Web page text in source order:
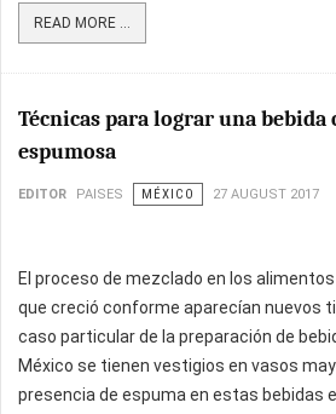
READ MORE ...
Técnicas para lograr una bebida
espumosa
EDITOR PAISES MÉXICO 27 AUGUST 2017
El proceso de mezclado en los
que creció conforme aparecían nuevos
caso particular de la preparación de
México se tienen vestigios en vasos
presencia de espuma en estas bebidas